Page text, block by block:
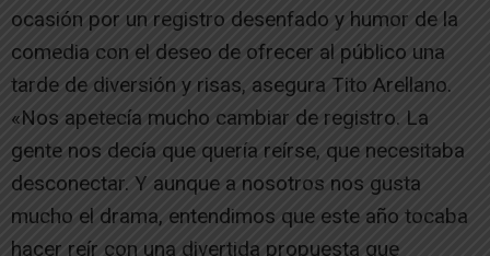
ocasión por un registro desenfado y humor de la
comedia con el deseo de ofrecer al público una
tarde de diversión y risas, asegura Tito Arellano.
«Nos apetecía mucho cambiar de registro. La
gente nos decía que quería reírse, que necesitaba
desconectar. Y aunque a nosotros nos gusta
mucho el drama, entendimos que este año tocaba
hacer reír con una divertida propuesta que